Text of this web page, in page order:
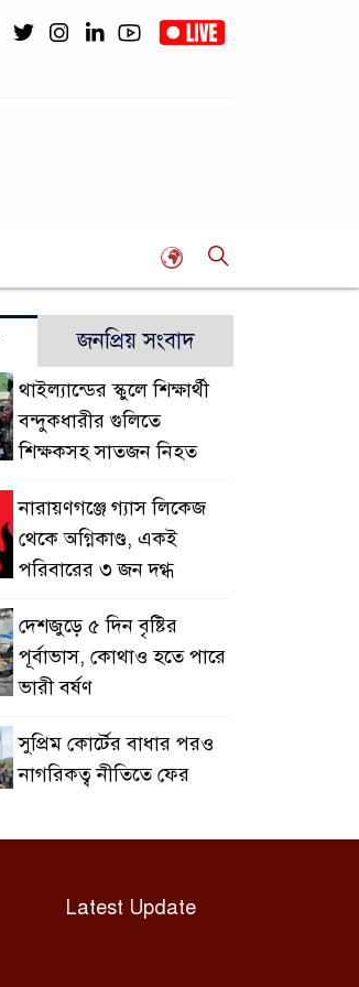
জনপ্রিয় সংবাদ
থাইল্যান্ডের স্কুলে শিক্ষার্থী
বন্দুকধারীর গুলিতে
শিক্ষকসহ সাতজন নিহত
নারায়ণগঞ্জে গ্যাস লিকেজ
থেকে অগ্নিকাণ্ড, একই
পরিবারের ৩ জন দগ্ধ
দেশজুড়ে ৫ দিন বৃষ্টির
পূর্বাভাস, কোথাও হতে পারে
ভারী বর্ষণ
সুপ্রিম কোর্টের বাধার পরও
নাগরিকত্ব নীতিতে ফের
‘খুব শিগগিরই’ শেষ হবে
Latest Update